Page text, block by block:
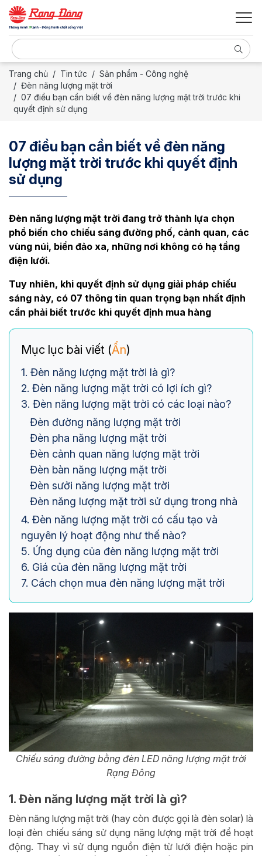
Trang chủ Tin tức
Sản phẩm - Công nghệ
Đèn năng lượng mặt trời
07 điều bạn cần biết về đèn năng lượng mặt trời trước khi
quyết định sử dụng
07 điều bạn cần biết về đèn năng
lượng mặt trời trước khi quyết định
sử dụng
Đèn năng lượng mặt trời đang trở thành lựa chọn
phổ biến cho chiếu sáng đường phố, cảnh quan, các
vùng núi, biển đảo xa, những nơi không có hạ tầng
điện lưới.
Tuy nhiên, khi quyết định sử dụng giải pháp chiếu
sáng này, có 07 thông tin quan trọng bạn nhất định
cần phải biết trước khi quyết định mua hàng
Mục lục bài viết (Ẩn)
1. Đèn năng lượng mặt trời là gì?
2. Đèn năng lượng mặt trời có lợi ích gì?
3. Đèn năng lượng mặt trời có các loại nào?
Đèn đường năng lượng mặt trời
Đèn pha năng lượng mặt trời
Đèn cảnh quan năng lượng mặt trời
Đèn bàn năng lượng mặt trời
Đèn sưởi năng lượng mặt trời
Đèn năng lượng mặt trời sử dụng trong nhà
4. Đèn năng lượng mặt trời có cấu tạo và
nguyên lý hoạt động như thế nào?
5. Ứng dụng của đèn năng lượng mặt trời
6. Giá của đèn năng lượng mặt trời
7. Cách chọn mua đèn năng lượng mặt trời
Chiếu sáng đường bằng đèn LED năng lượng mặt trời
Rạng Đông
1. Đèn năng lượng mặt trời là gì?
Đèn năng lượng mặt trời (hay còn được gọi là đèn solar) là
loại đèn chiếu sáng sử dụng năng lượng mặt trời để hoạt
động. Thay vì sử dụng nguồn điện từ lưới điện hoặc pin